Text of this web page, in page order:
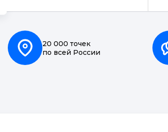
20 000 точек
по всей России